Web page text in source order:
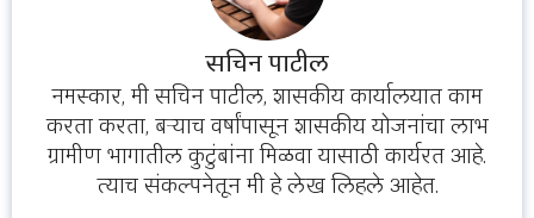
सचिन पाटील
नमस्कार, मी सचिन पाटील, शासकीय कार्यालयात काम
करता करता, बऱ्याच वर्षांपासून शासकीय योजनांचा लाभ
ग्रामीण भागातील कुटुंबांना मिळवा यासाठी कार्यरत आहे.
त्याच संकल्पनेतून मी हे लेख लिहले आहेत.